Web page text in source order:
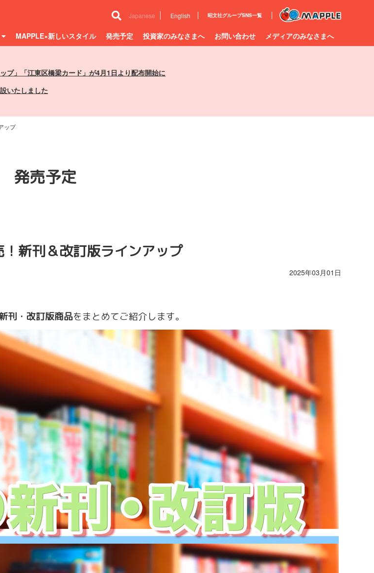
Japanese English 昭文社グループSNS一覧
MAPPLE×新しいスタイル 発売予定 投資家のみなさまへ お問い合わせ メディアのみなさまへ
プ」「江東区橋梁カード」が4月1日より配布開始に
いたしました
ップ
発売予定
新刊＆改訂版ラインアップ
2025年03月01日
刊・改訂版商品をまとめてご紹介します。